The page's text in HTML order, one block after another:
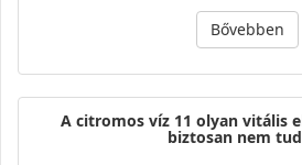
Bővebben
A citromos víz 11 olyan vitális
biztosan nem